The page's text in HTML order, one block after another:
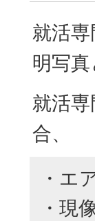
就活
明写
就活
合、
・エ
・現